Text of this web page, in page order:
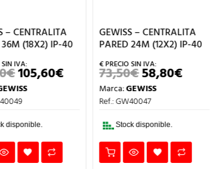
– CENTRALITA
(18X2) IP-40
€EL
PRECIO
ORIGINAL
ERA:
105,60€EL
PRECIO
ACTUAL
disponible.
GEWISS – CENTRALITA
PARED 24M (12X2) IP-40
73,50€EL
PRECIO
ORIGINAL
ERA:
58,80€EL
PRECIO
Marca:GEWISS
Ref.: GW40047
Stock disponible.